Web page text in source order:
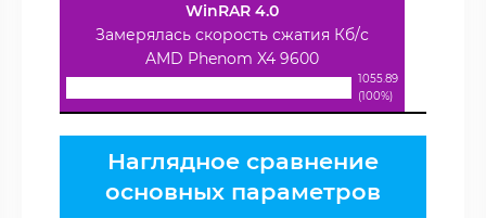
WinRAR 4.0
Замерялась скорость сжатия Кб/с
AMD Phenom X4 9600
1055.89
(100%)
Наглядное сравнение
основных параметров